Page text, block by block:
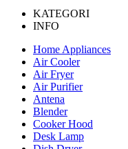
KATEGORI
INFO
Home Appliances
Air Cooler
Air Fryer
Air Purifier
Antena
Blender
Cooker Hood
Desk Lamp